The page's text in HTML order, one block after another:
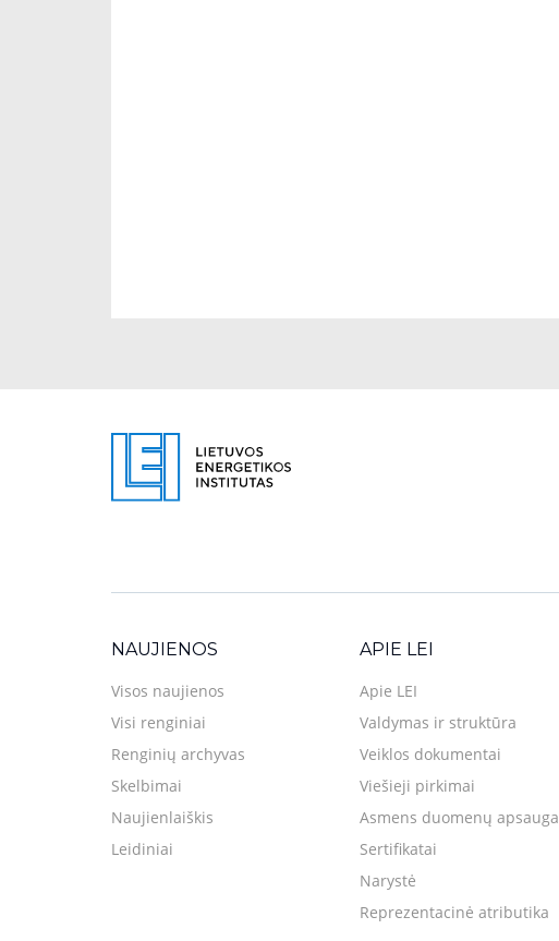
NAUJIENOS
Visos naujienos
Visi renginiai
Renginių archyvas
Skelbimai
Naujienlaiškis
Leidiniai
APIE LEI
Apie LEI
Valdymas ir struktūra
Veiklos dokumentai
Viešieji pirkimai
Asmens duomenų apsauga
Sertifikatai
Narystė
Reprezentacinė atributika